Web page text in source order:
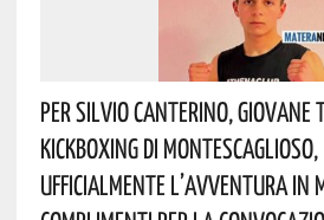
Per Silvio Canterino,
Kickboxing Di
Ufficialmente L’avventura In